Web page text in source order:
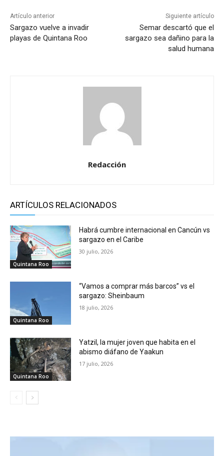
Artículo anterior
Sargazo vuelve a invadir
playas de Quintana Roo
Siguiente artículo
Semar descartó que el
sargazo sea dañino para la
salud humana
Redacción
ARTÍCULOS RELACIONADOS
Quintana Roo
Habrá cumbre internacional en Cancún vs
sargazo en el Caribe
30 julio, 2026
Quintana Roo
“Vamos a comprar más barcos” vs el
sargazo: Sheinbaum
18 julio, 2026
Quintana Roo
Yatzil, la mujer joven que habita en el
abismo diáfano de Yaakun
17 julio, 2026